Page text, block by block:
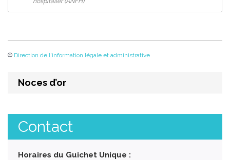
© Direction de l'information légale et administrative
Noces d’or
Contact
Horaires du Guichet Unique :